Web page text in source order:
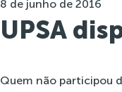
8 de junho de 2016
UPSA
Quem não participou